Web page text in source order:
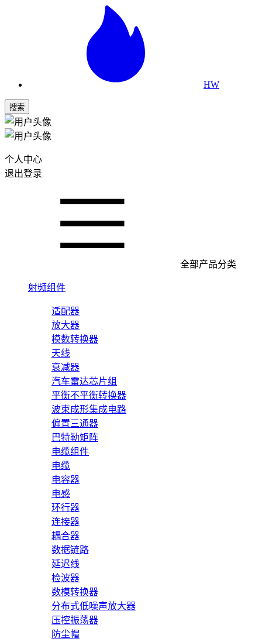
HW
搜索
个人中心
退出登录
全部产品分类
射频组件
适配器
放大器
模数转换器
天线
衰减器
汽车雷达芯片组
平衡不平衡转换器
波束成形集成电路
偏置三通器
巴特勒矩阵
电缆组件
电缆
电容器
电感
环行器
连接器
耦合器
数据链路
延迟线
检波器
数模转换器
分布式低噪声放大器
压控振荡器
防尘帽